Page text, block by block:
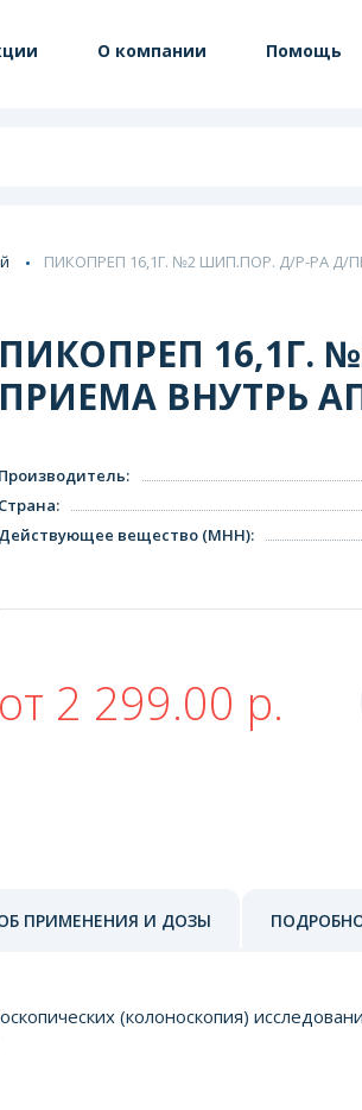
О компании Помощь
ПИКОПРЕП 16,1Г. №2 ШИП.ПОР. Д/Р-РА Д/
ПИКОПРЕП 16,1Г.
ПРИЕМА ВНУТРЬ
Производитель:
Страна:
Действующее вещество (МНН):
от 2 299.00 р.
ПРИМЕНЕНИЯ И ДОЗЫ
(колоноскопия)